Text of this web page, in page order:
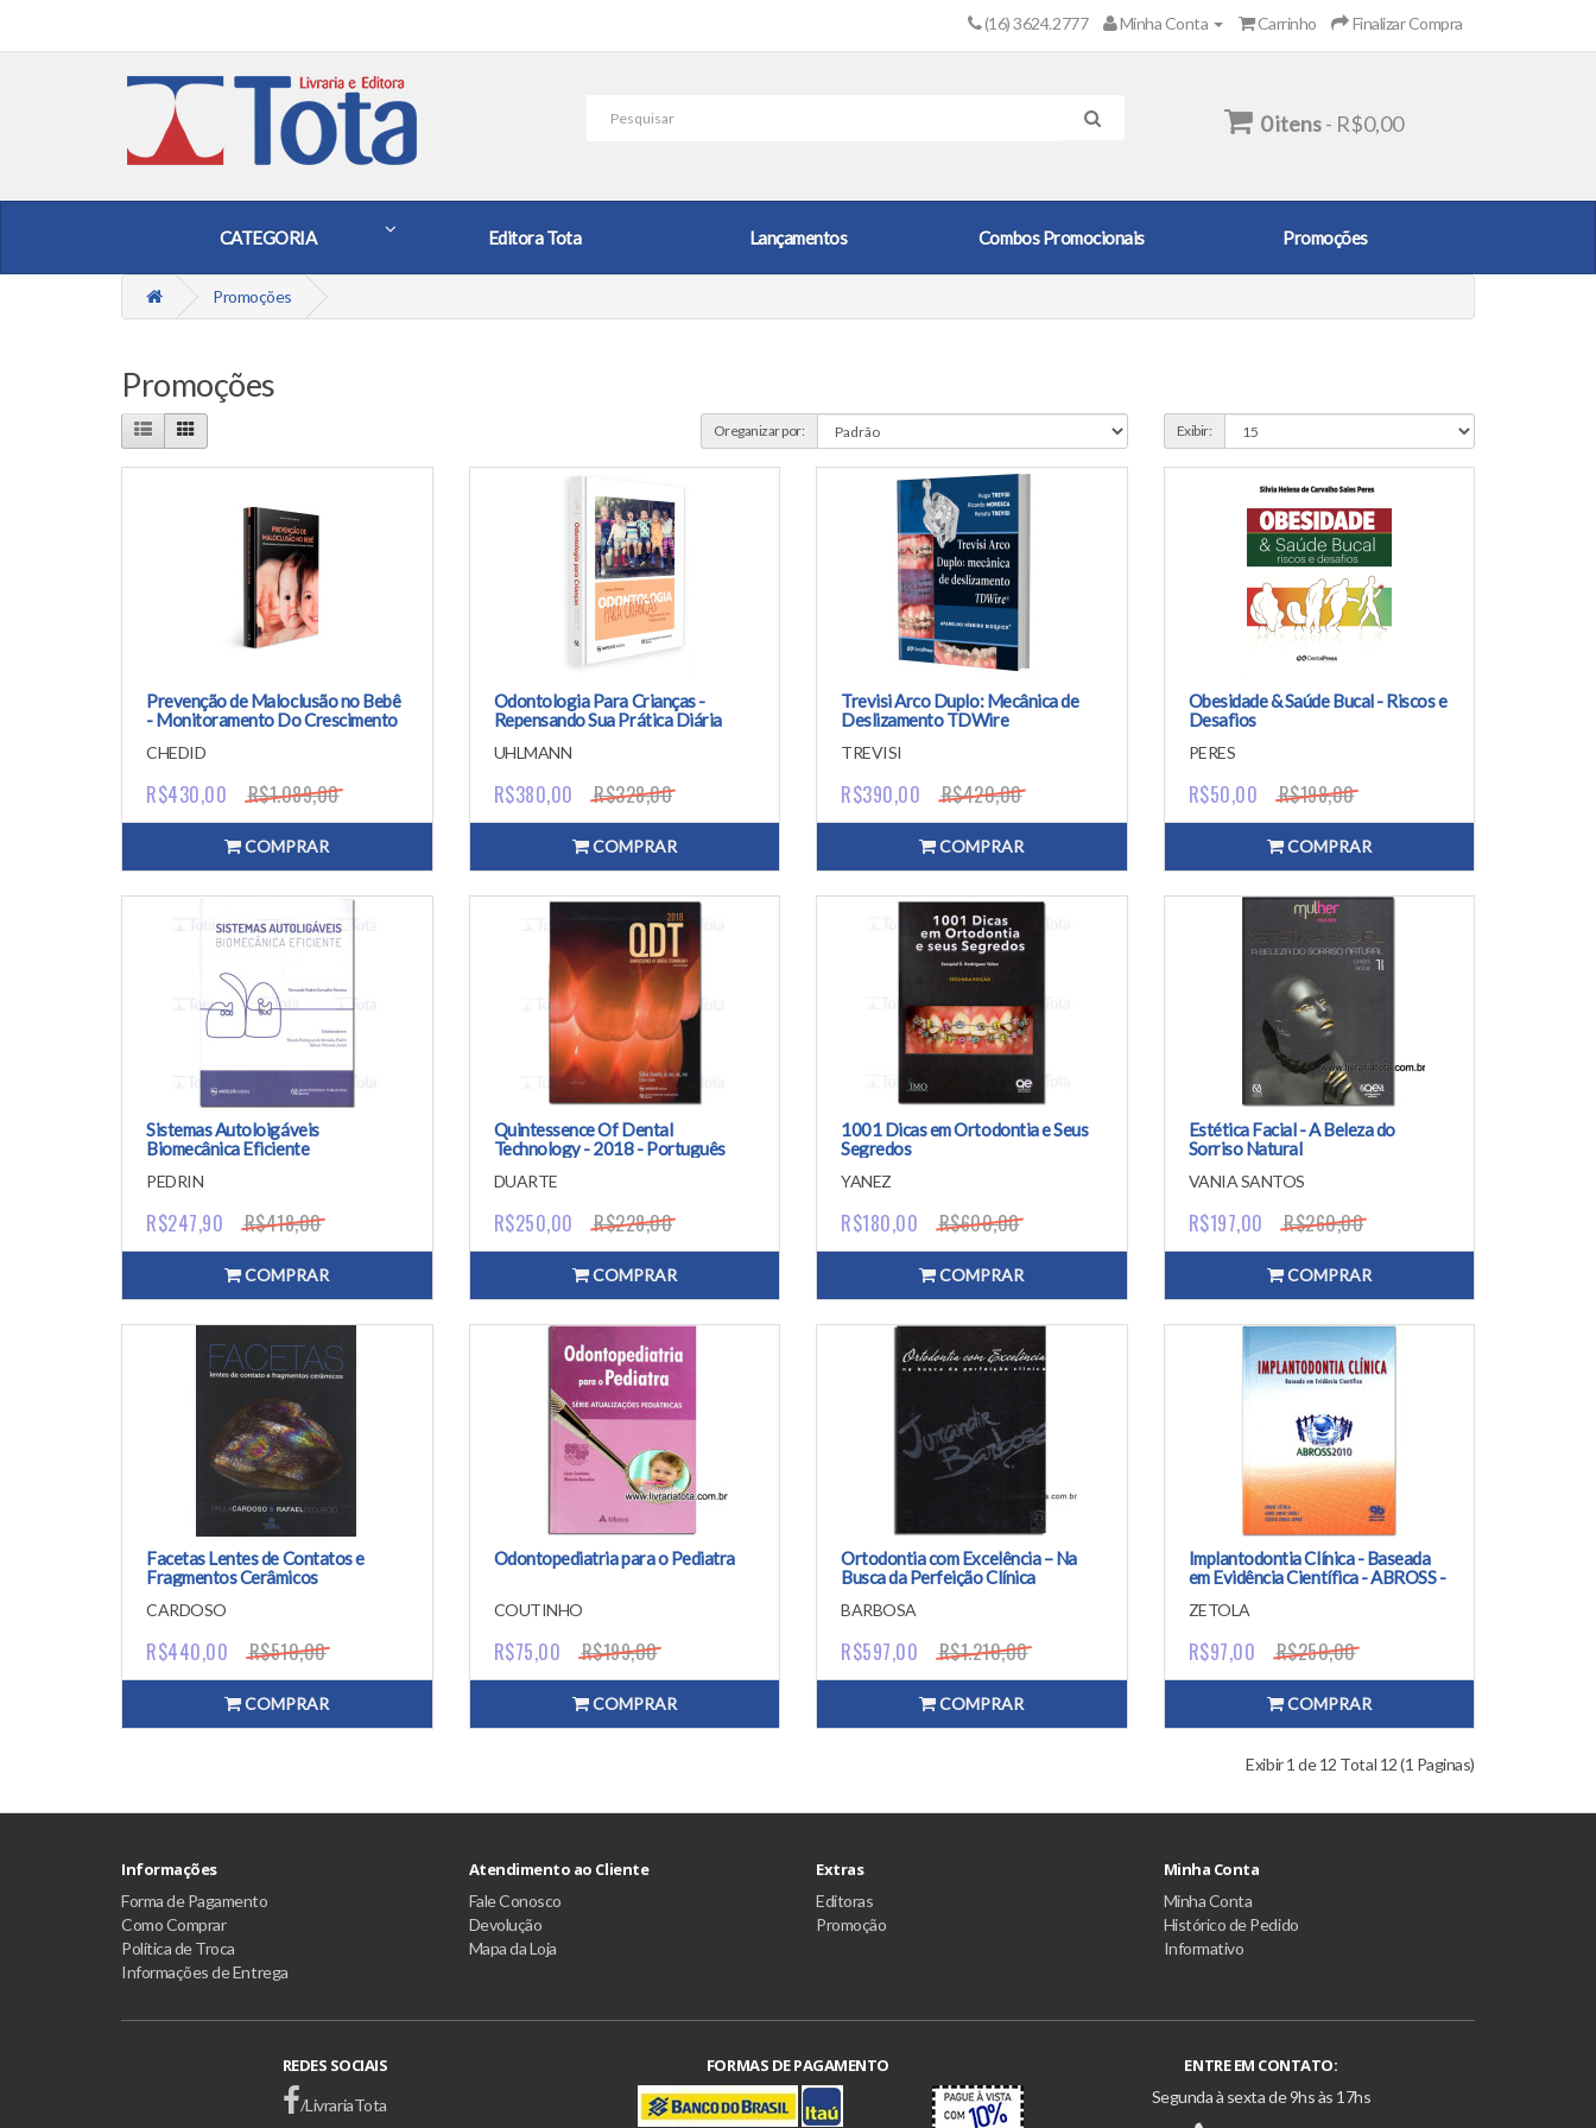
(16) 3624.2777 Minha Conta Carrinho Finalizar Compra
0 itens- R$0,00
CATEGORIA Editora Tota Lançamentos Combos Promocionais Promoções
Promoções
Promoções
Oreganizar por: Exibir:
Prevenção de Maloclusão no Bebê
- Monitoramento Do Crescimento
CHEDID
R$430,00 R$1.089,00
COMPRAR
Odontologia Para Crianças -
Repensando Sua Prática Diária
UHLMANN
R$380,00 R$328,00
COMPRAR
Trevisi Arco Duplo: Mecânica de
Deslizamento TDWire
TREVISI
R$390,00 R$420,00
COMPRAR
Obesidade & Saúde Bucal - Riscos e
Desafios
PERES
R$50,00 R$198,00
COMPRAR
Sistemas Autoloigáveis
Biomecânica Eficiente
PEDRIN
R$247,90 R$418,00
COMPRAR
Quintessence Of Dental
Technology - 2018 - Português
DUARTE
R$250,00 R$228,00
COMPRAR
1001 Dicas em Ortodontia e Seus
Segredos
YANEZ
R$180,00 R$600,00
COMPRAR
Estética Facial - A Beleza do
Sorriso Natural
VANIA SANTOS
R$197,00 R$260,00
COMPRAR
Facetas Lentes de Contatos e
Fragmentos Cerâmicos
CARDOSO
R$440,00 R$510,00
COMPRAR
Odontopediatria para o Pediatra
COUTINHO
R$75,00 R$199,00
COMPRAR
Ortodontia com Excelência – Na
Busca da Perfeição Clínica
BARBOSA
R$597,00 R$1.210,00
COMPRAR
Implantodontia Clínica - Baseada
em Evidência Científica - ABROSS -
ZETOLA
R$97,00 R$250,00
COMPRAR
Exibir 1 de 12 Total 12 (1 Paginas)
Informações
Forma de Pagamento
Como Comprar
Política de Troca
Informações de Entrega
Atendimento ao Cliente
Fale Conosco
Devolução
Mapa da Loja
Extras
Editoras
Promoção
Minha Conta
Minha Conta
Histórico de Pedido
Informativo
REDES SOCIAIS
/LivrariaTota
FORMAS DE PAGAMENTO ENTRE EM CONTATO:
Segunda à sexta de 9hs às 17hs